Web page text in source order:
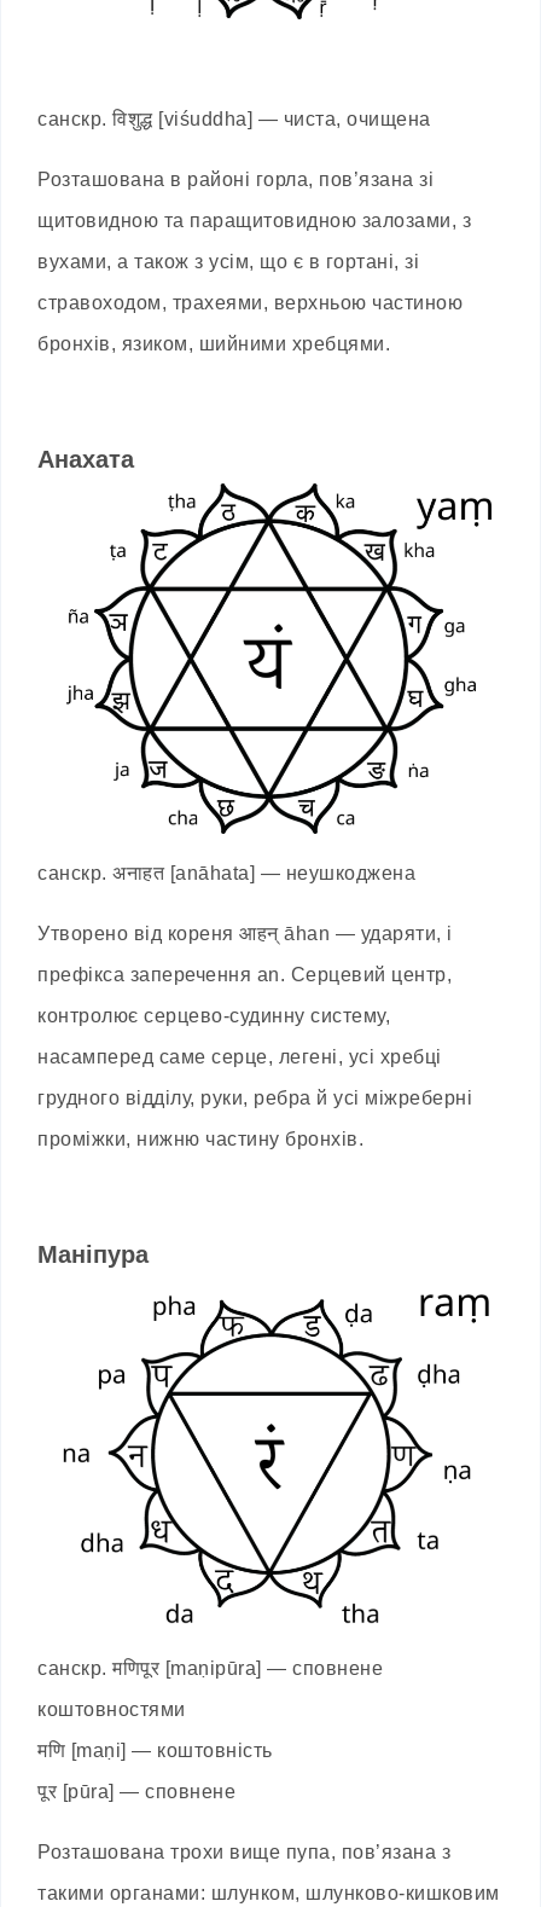
санскр. विशुद्ध [viśuddha] — чиста, очищена
Розташована в районі горла, пов’язана зі
щитовидною та паращитовидною залозами, з
вухами, а також з усім, що є в гортані, зі
стравоходом, трахеями, верхньою частиною
бронхів, язиком, шийними хребцями.
Анахата
санскр. अनाहत [anāhata] — неушкоджена
Утворено від кореня आहन् āhan — ударяти, і
префікса заперечення an. Серцевий центр,
контролює серцево-судинну систему,
насамперед саме серце, легені, усі хребці
грудного відділу, руки, ребра й усі міжреберні
проміжки, нижню частину бронхів.
Маніпура
санскр. मणिपूर [maṇipūra] — сповнене
коштовностями
मणि [maṇi] — коштовність
पूर [pūra] — сповнене
Розташована трохи вище пупа, пов’язана з
такими органами: шлунком, шлунково-кишковим